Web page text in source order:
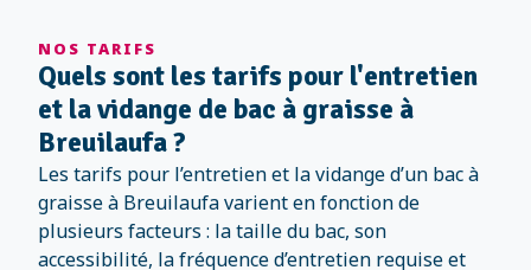
NOS TARIFS
Quels sont les tarifs pour l'entretien
et la vidange de bac à graisse à
Breuilaufa ?
Les tarifs pour l’entretien et la vidange d’un bac à
graisse à Breuilaufa varient en fonction de
plusieurs facteurs : la taille du bac, son
accessibilité, la fréquence d’entretien requise et